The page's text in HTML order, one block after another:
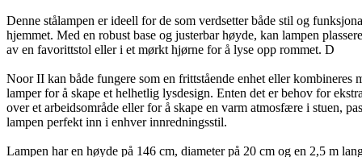
Denne stålampen er ideell for de som verdsetter både stil og
hjemmet. Med en robust base og justerbar høyde, kan lampen
av en favorittstol eller i et mørkt hjørne for å lyse opp rommet. D
Noor II kan både fungere som en frittstående enhet eller kombineres
lamper for å skape et helhetlig lysdesign. Enten det er behov for
over et arbeidsområde eller for å skape en varm atmosfære i stuen,
lampen perfekt inn i enhver innredningsstil.
Lampen har en høyde på 146 cm, diameter på 20 cm og en 2,5 m